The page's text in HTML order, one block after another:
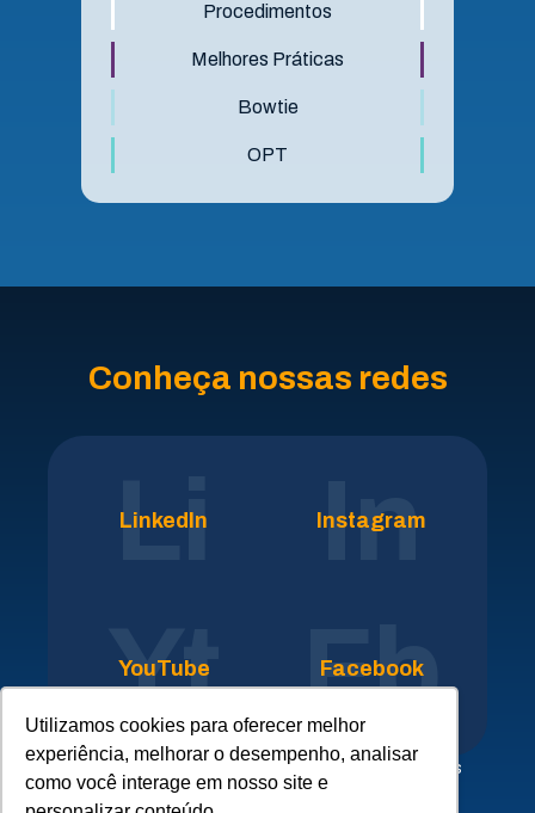
Utilizamos cookies para oferecer melhor
experiência, melhorar o desempenho, analisar
como você interage em nosso site e
Procedimentos
Melhores Práticas
Bowtie
OPT
Conheça nossas redes
Li
LinkedIn In
Instagram
Yt
YouTube Fb
Facebook
Clique aqui para conhecer nossa rede de empresas
parceiras do SICLOPE